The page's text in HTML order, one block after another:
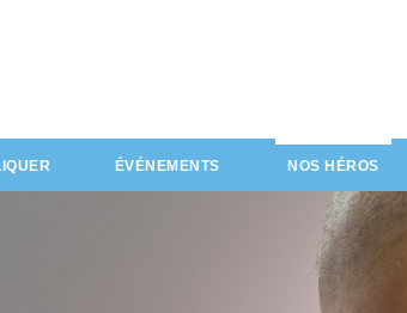
ÉVÉNEMENTS NOS HÉROS